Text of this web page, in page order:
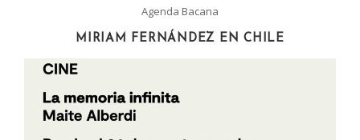
Agenda Bacana
MIRIAM FERNÁNDEZ EN CHILE